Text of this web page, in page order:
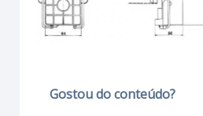
Gostou do conteúdo?